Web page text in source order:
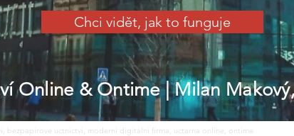
Chci vidět, jak to funguje
Online & Ontime| Milan
bezpapirove uctnictvi, moderni digitalni firma, uctarna online, ontime